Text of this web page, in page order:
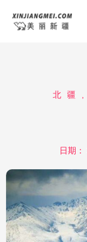
北疆
日期：